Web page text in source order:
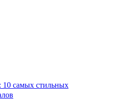
10 самых стильных